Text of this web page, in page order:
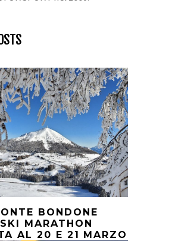
BONDONE
MARATHON
AL 20 E 21 MARZO